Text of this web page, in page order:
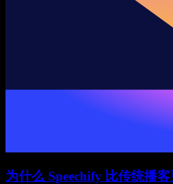
为什么 Speechify 比传统播